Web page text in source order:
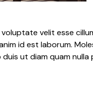
velit esse
id est laborum.
ut diam quam